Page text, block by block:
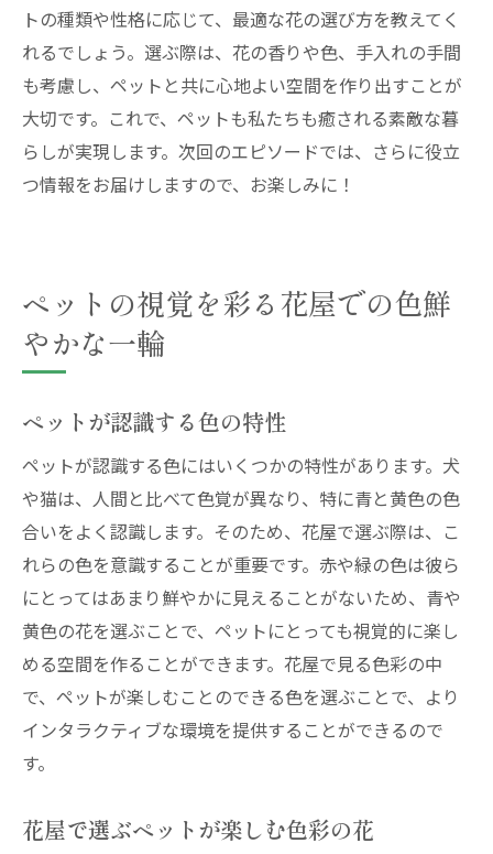
トの種類や性格に応じて、最適な花の選び方を教えてく
れるでしょう。選ぶ際は、花の香りや色、手入れの手間
も考慮し、ペットと共に心地よい空間を作り出すことが
大切です。これで、ペットも私たちも癒される素敵な暮
らしが実現します。次回のエピソードでは、さらに役立
つ情報をお届けしますので、お楽しみに！
ペットの視覚を彩る花屋での色鮮
やかな一輪
ペットが認識する色の特性
ペットが認識する色にはいくつかの特性があります。犬
や猫は、人間と比べて色覚が異なり、特に青と黄色の色
合いをよく認識します。そのため、花屋で選ぶ際は、こ
れらの色を意識することが重要です。赤や緑の色は彼ら
にとってはあまり鮮やかに見えることがないため、青や
黄色の花を選ぶことで、ペットにとっても視覚的に楽し
める空間を作ることができます。花屋で見る色彩の中
で、ペットが楽しむことのできる色を選ぶことで、より
インタラクティブな環境を提供することができるので
す。
花屋で選ぶペットが楽しむ色彩の花